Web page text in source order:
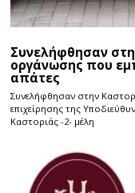
Συνελήφθησαν
οργάνωσης που
απάτες
Συνελήφθησαν στην
επιχείρησης της
Καστοριάς -2- μέλη